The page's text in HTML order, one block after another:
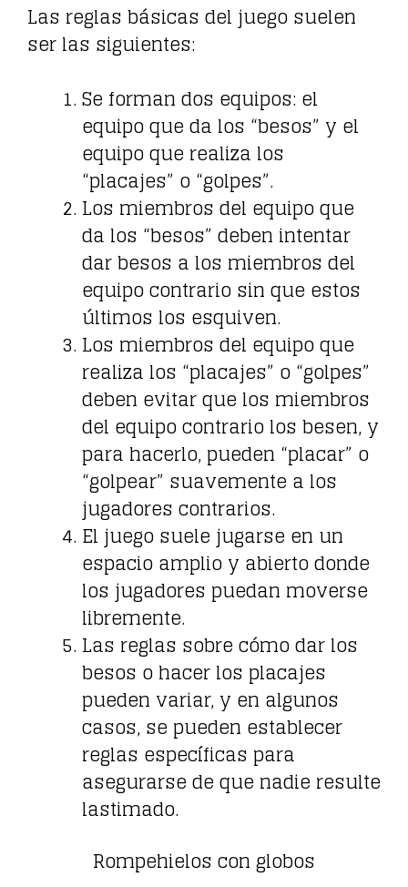
Las reglas básicas del juego suelen
ser las siguientes:
Se forman dos equipos: el
equipo que da los “besos” y el
equipo que realiza los
“placajes” o “golpes”.
Los miembros del equipo que
da los “besos” deben intentar
dar besos a los miembros del
equipo contrario sin que estos
últimos los esquiven.
Los miembros del equipo que
realiza los “placajes” o “golpes”
deben evitar que los miembros
del equipo contrario los besen, y
para hacerlo, pueden “placar” o
“golpear” suavemente a los
jugadores contrarios.
El juego suele jugarse en un
espacio amplio y abierto donde
los jugadores puedan moverse
libremente.
Las reglas sobre cómo dar los
besos o hacer los placajes
pueden variar, y en algunos
casos, se pueden establecer
reglas específicas para
asegurarse de que nadie resulte
lastimado.
Rompehielos con globos